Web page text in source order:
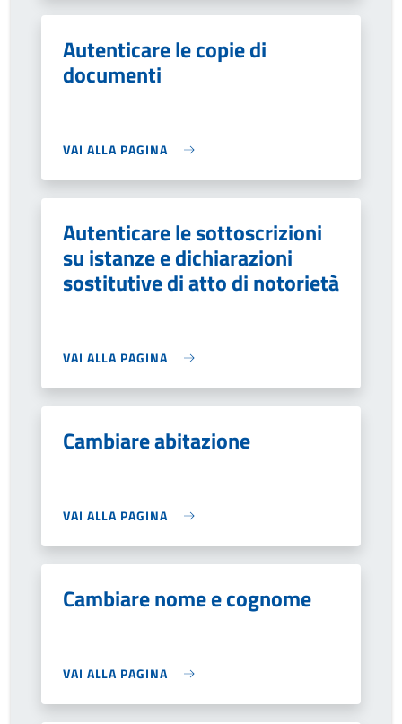
Autenticare le copie di
documenti
VAI ALLA PAGINA
Autenticare le sottoscrizioni
su istanze e dichiarazioni
sostitutive di atto di notorietà
VAI ALLA PAGINA
Cambiare abitazione
VAI ALLA PAGINA
Cambiare nome e cognome
VAI ALLA PAGINA